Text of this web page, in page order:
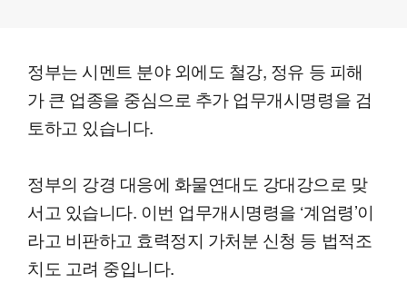
정부는 시멘트 분야 외에도 철강, 정유 등 피해
가 큰 업종을 중심으로 추가 업무개시명령을 검
토하고 있습니다.
정부의 강경 대응에 화물연대도 강대강으로 맞
서고 있습니다. 이번 업무개시명령을 ‘계엄령’이
라고 비판하고 효력정지 가처분 신청 등 법적조
치도 고려 중입니다.